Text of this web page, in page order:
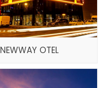
NEWWAY OTEL